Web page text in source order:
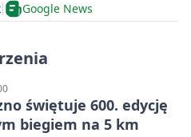
Google News
świętuje 600. edycję
biegiem na 5 km